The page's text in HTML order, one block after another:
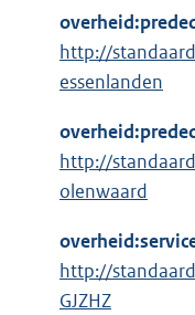
http://
essenlanden
http://
olenwaard
http://
GJZHZ